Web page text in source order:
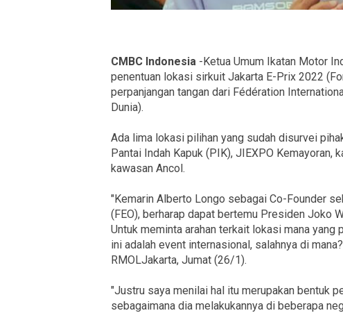
CMBC Indonesia -Ketua Umum Ikatan Motor
penentuan lokasi sirkuit Jakarta E-Prix 2022
perpanjangan tangan dari Fédération
Dunia).
Ada lima lokasi pilihan yang sudah disurvei
Pantai Indah Kapuk (PIK), JIEXPO Kemayoran,
kawasan Ancol.
"Kemarin Alberto Longo sebagai Co-Founder
(FEO), berharap dapat bertemu Presiden Joko
Untuk meminta arahan terkait lokasi mana
ini adalah event internasional, salahnya di
RMOLJakarta, Jumat (26/1).
"Justru saya menilai hal itu merupakan bentuk
sebagaimana dia melakukannya di beberapa